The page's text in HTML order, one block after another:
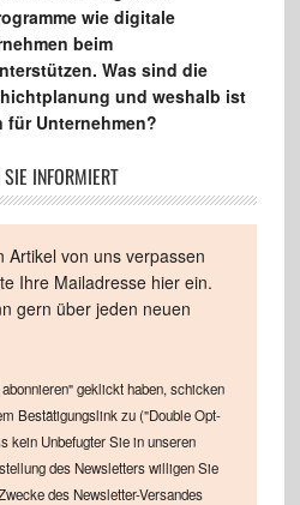
wie digitale
beim
Was sind die
und weshalb ist
Unternehmen?
SIE INFORMIERT
Artikel von uns verpassen
Ihre Mailadresse hier ein.
gern über jeden neuen
geklickt haben, schicken
Bestätigungslink zu ("Double Opt-
kein Unbefugter Sie in unseren
des Newsletters willigen Sie
des Newsletter-Versandes